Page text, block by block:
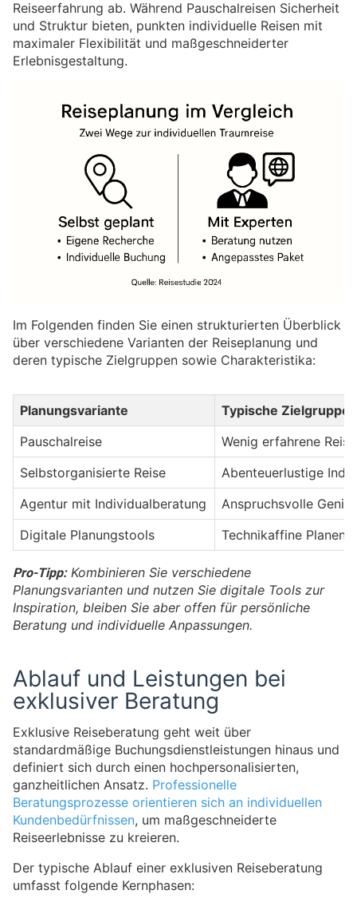
Reiseerfahrung ab. Während Pauschalreisen Sicherheit
und Struktur bieten, punkten individuelle Reisen mit
maximaler Flexibilität und maßgeschneiderter
Erlebnisgestaltung.
Im Folgenden finden Sie einen strukturierten Überblick
über verschiedene Varianten der Reiseplanung und
deren typische Zielgruppen sowie Charakteristika:
Planungsvariante
Typische Zielgruppe
Pauschalreise
Wenig erfahrene
Selbstorganisierte Reise
Abenteuerlustige
Agentur mit Individualberatung
Anspruchsvolle
Digitale Planungstools
Technikaffine
Pro-Tipp: Kombinieren Sie verschiedene
Planungsvarianten und nutzen Sie digitale Tools zur
Inspiration, bleiben Sie aber offen für persönliche
Beratung und individuelle Anpassungen.
Ablauf und Leistungen bei
exklusiver Beratung
Exklusive Reiseberatung geht weit über
standardmäßige Buchungsdienstleistungen hinaus und
definiert sich durch einen hochpersonalisierten,
ganzheitlichen Ansatz. Professionelle
Beratungsprozesse orientieren sich an individuellen
Kundenbedürfnissen, um maßgeschneiderte
Reiseerlebnisse zu kreieren.
Der typische Ablauf einer exklusiven Reiseberatung
umfasst folgende Kernphasen: